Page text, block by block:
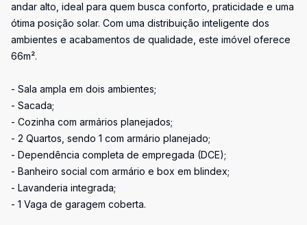
andar alto, ideal para quem busca conforto, praticidade e uma
ótima posição solar. Com uma distribuição inteligente dos
ambientes e acabamentos de qualidade, este imóvel oferece
66m².
- Sala ampla em dois ambientes;
- Sacada;
- Cozinha com armários planejados;
- 2 Quartos, sendo 1 com armário planejado;
- Dependência completa de empregada (DCE);
- Banheiro social com armário e box em blindex;
- Lavanderia integrada;
- 1 Vaga de garagem coberta.